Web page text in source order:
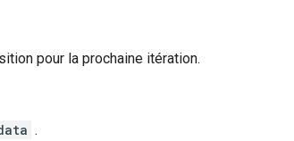
pour la prochaine itération.
.